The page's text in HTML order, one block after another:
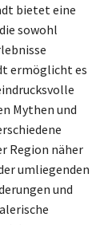
bietet eine
sowohl
ermöglicht es
Mythen und
Region näher
umliegenden
und